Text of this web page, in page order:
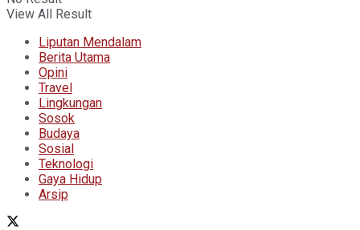
View All Result
Liputan Mendalam
Berita Utama
Opini
Travel
Lingkungan
Sosok
Budaya
Sosial
Teknologi
Gaya Hidup
Arsip